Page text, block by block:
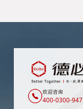
欢迎咨询
400-0300-947